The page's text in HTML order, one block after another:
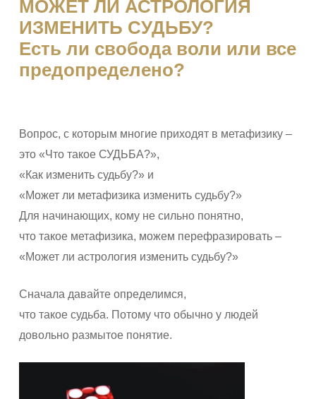
МОЖЕТ ЛИ АСТРОЛОГИЯ
ИЗМЕНИТЬ СУДЬБУ?
Есть ли свобода воли или все
предопределено?
Вопрос, с которым многие приходят в метафизику –
это «Что такое СУДЬБА?»,
«Как изменить судьбу?» и
«Может ли метафизика изменить судьбу?»
Для начинающих, кому не сильно понятно,
что такое метафизика, можем перефразировать –
«Может ли астрология изменить судьбу?»
Сначала давайте определимся,
что такое судьба. Потому что обычно у людей
довольно размытое понятие.